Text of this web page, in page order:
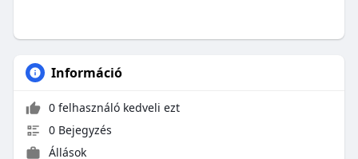
Információ
0 felhasználó kedveli ezt
0 Bejegyzés
Állások